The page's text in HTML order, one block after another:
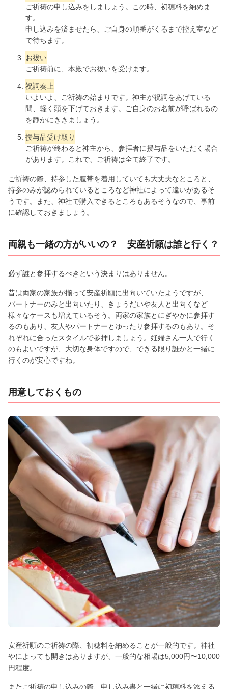
ご祈祷の申し込みをしましょう。この時、初穂料を納めま
す。
申し込みを済ませたら、ご自身の順番がくるまで控え室など
で待ちます。
お祓い
ご祈祷前に、本殿でお祓いを受けます。
祝詞奏上
いよいよ、ご祈祷の始まりです。神主が祝詞をあげている
間、軽く頭を下げておきます。ご自身のお名前が呼ばれるの
を静かにききましょう。
授与品受け取り
ご祈祷が終わると神主から、参拝者に授与品をいただく場合
があります。これで、ご祈祷は全て終了です。
ご祈祷の際、持参した腹帯を着用していても大丈夫なところと、
持参のみが認められているところなど神社によって違いがあるそ
うです。また、神社で購入できるところもあるそうなので、事前
に確認しておきましょう。
両親も一緒の方がいいの？ 安産祈願は誰と行く？
必ず誰と参拝するべきという決まりはありません。
昔は両家の家族が揃って安産祈願に出向いていたようですが、
パートナーのみと出向いたり、きょうだいや友人と出向くなど
様々なケースも増えているそう。両家の家族とにぎやかに参拝す
るのもあり、友人やパートナーとゆったり参拝するのもあり。そ
れぞれに合ったスタイルで参拝しましょう。妊婦さん一人で行く
のもよいですが、大切な身体ですので、できる限り誰かと一緒に
行くのが安心ですね。
用意しておくもの
安産祈願のご祈祷の際、初穂料を納めることが一般的です。神社
やによっても開きはありますが、一般的な相場は5,000円〜10,000
円程度。
またご祈祷の申し込みの際、申し込み書と一緒に初穂料を添える